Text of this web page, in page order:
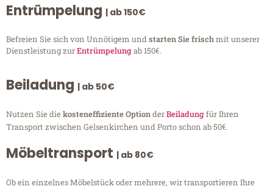
Entrümpelung | ab 150€
Befreien Sie sich von Unnötigem undstarten Sie frischmit unserer
Dienstleistung zurEntrümpelungab 150€.
Beiladung | ab 50€
Nutzen Sie diekosteneffiziente OptionderBeiladungfür Ihren
Transport zwischen Gelsenkirchen und Porto schon ab 50€.
Möbeltransport | ab 80€
Ob ein einzelnes Möbelstück oder mehrere, wir transportieren Ihre